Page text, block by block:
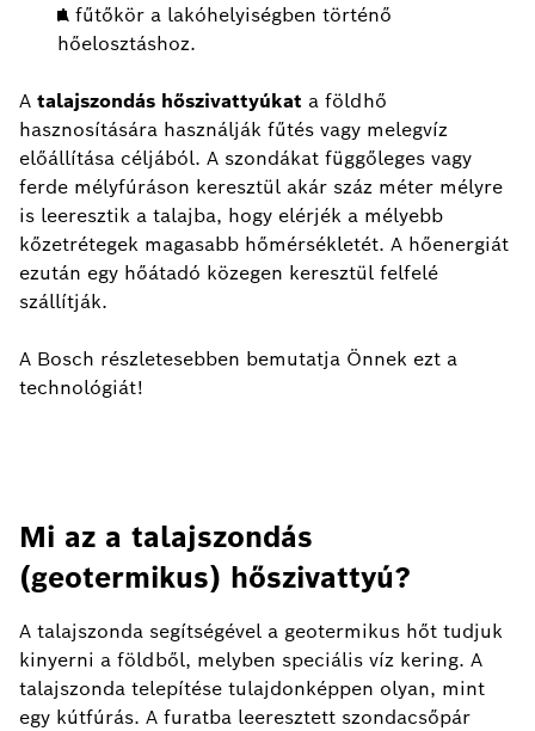
A fűtőkör a lakóhelyiségben történő
hőelosztáshoz.
A talajszondás hőszivattyúkat a földhő
hasznosítására használják fűtés vagy melegvíz
előállítása céljából. A szondákat függőleges vagy
ferde mélyfúráson keresztül akár száz méter mélyre
is leeresztik a talajba, hogy elérjék a mélyebb
kőzetrétegek magasabb hőmérsékletét. A hőenergiát
ezután egy hőátadó közegen keresztül felfelé
szállítják.
A Bosch részletesebben bemutatja Önnek ezt a
technológiát!
Mi az a talajszondás
(geotermikus) hőszivattyú?
A talajszonda segítségével a geotermikus hőt tudjuk
kinyerni a földből, melyben speciális víz kering. A
talajszonda telepítése tulajdonképpen olyan, mint
egy kútfúrás. A furatba leeresztett szondacsőpár